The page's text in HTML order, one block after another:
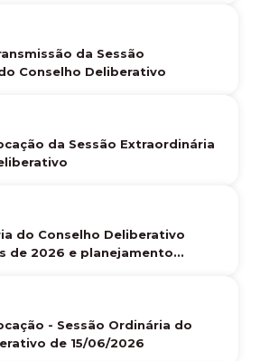
da Sessão
Conselho Deliberativo
da Sessão Extraordinária
do Conselho Deliberativo
de 2026 e planejamento...
- Sessão Ordinária do
de 15/06/2026